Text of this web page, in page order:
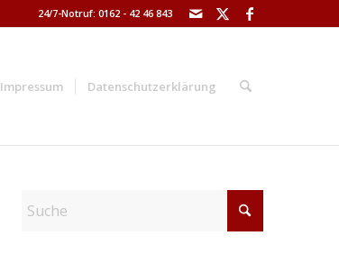
24/7-Notruf: 0162 - 42 46 843
Impressum Datenschutzerklärung